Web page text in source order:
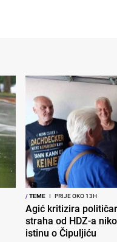
/TEME I PRIJE OKO 13H
Agić kritizira
straha od HDZ-a
istinu o Čipuljiću